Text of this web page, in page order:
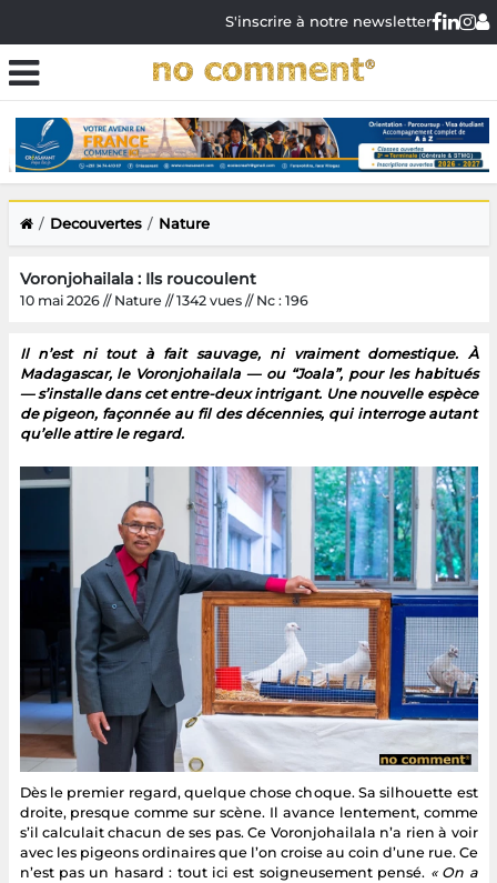
S'inscrire à notre newsletter
Decouvertes Nature
Voronjohailala : Ils roucoulent
10 mai 2026 // Nature // 1342 vues // Nc : 196
Il n’est ni tout à fait sauvage, ni vraiment domestique. À
Madagascar, le Voronjohailala — ou “Joala”, pour les habitués
— s’installe dans cet entre-deux intrigant. Une nouvelle espèce
de pigeon, façonnée au fil des décennies, qui interroge autant
qu’elle attire le regard.
Dès le premier regard, quelque chose choque. Sa silhouette est
droite, presque comme sur scène. Il avance lentement, comme
s’il calculait chacun de ses pas. Ce Voronjohailala n’a rien à voir
avec les pigeons ordinaires que l’on croise au coin d’une rue. Ce
n’est pas un hasard : tout ici est soigneusement pensé. « On a